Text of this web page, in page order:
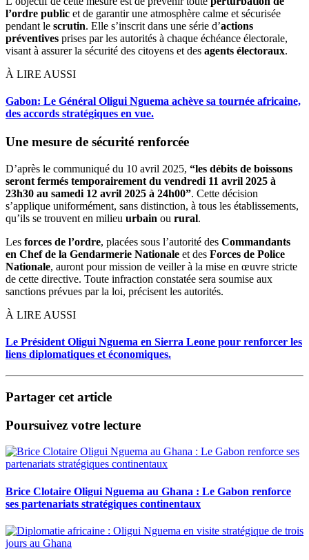
l’ordre public et de garantir une atmosphère calme et sécurisée
pendant le scrutin. Elle s’inscrit dans une série d’actions
préventives prises par les autorités à chaque échéance électorale,
visant à assurer la sécurité des citoyens et des agents électoraux.
À LIRE AUSSI
Gabon: Le Général Oligui Nguema achève sa tournée africaine,
des accords stratégiques en vue.
Une mesure de sécurité renforcée
D’après le communiqué du 10 avril 2025, “les débits de boissons
seront fermés temporairement du vendredi 11 avril 2025 à
23h30 au samedi 12 avril 2025 à 24h00”. Cette décision
s’applique uniformément, sans distinction, à tous les établissements,
qu’ils se trouvent en milieu urbain ou rural.
Les forces de l’ordre, placées sous l’autorité des Commandants
en Chef de la Gendarmerie Nationale et des Forces de Police
Nationale, auront pour mission de veiller à la mise en œuvre stricte
de cette directive. Toute infraction constatée sera soumise aux
sanctions prévues par la loi, précisent les autorités.
À LIRE AUSSI
Le Président Oligui Nguema en Sierra Leone pour renforcer les
liens diplomatiques et économiques.
Partager cet article
Poursuivez votre lecture
Brice Clotaire Oligui Nguema au Ghana : Le Gabon renforce
ses partenariats stratégiques continentaux